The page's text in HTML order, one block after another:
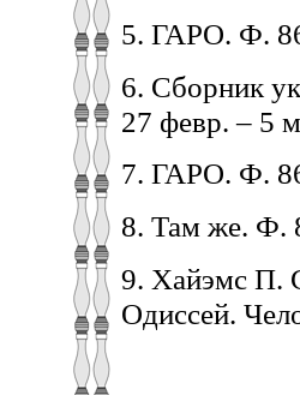
5. ГАРО. Ф.
6. Сборник
27 февр. – 5
7. ГАРО. Ф.
8. Там же. Ф.
9. Хайэмс П.
Одиссей.